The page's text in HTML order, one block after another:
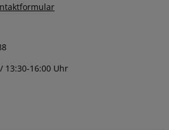
13:30-16:00 Uhr